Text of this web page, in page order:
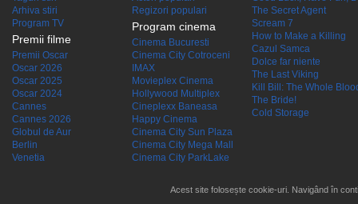
Arhiva stiri
Program TV
Premii filme
Premii Oscar
Oscar 2026
Oscar 2025
Oscar 2024
Cannes
Cannes 2026
Globul de Aur
Berlin
Venetia
Regizori populari
Program cinema
Cinema Bucuresti
Cinema City Cotroceni
IMAX
Movieplex Cinema
Hollywood Multiplex
Cineplexx Baneasa
Happy Cinema
Cinema City Sun Plaza
Cinema City Mega Mall
Cinema City ParkLake
The Secret Agent
Scream 7
How to Make a Killing
Cazul Samca
Dolce far niente
The Last Viking
Kill Bill: The Whole
The Bride!
Cold Storage
Acest site folosește cookie-uri. Navigând în